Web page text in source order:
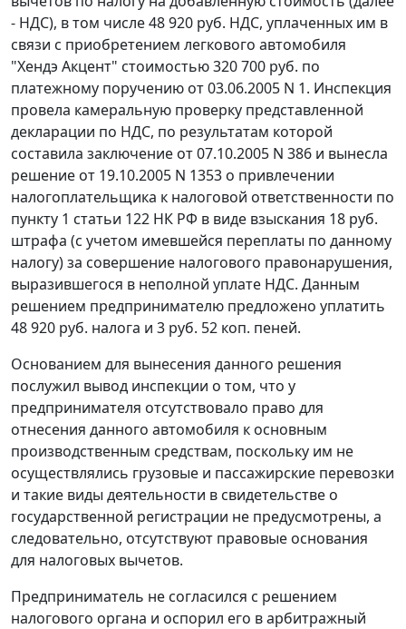
- НДС), в том числе 48 920 руб. НДС, уплаченных им в
связи с приобретением легкового автомобиля
"Хендэ Акцент" стоимостью 320 700 руб. по
платежному поручению от 03.06.2005 N 1. Инспекция
провела камеральную проверку представленной
декларации по НДС, по результатам которой
составила заключение от 07.10.2005 N 386 и вынесла
решение от 19.10.2005 N 1353 о привлечении
налогоплательщика к налоговой ответственности по
пункту 1 статьи 122 НК РФ в виде взыскания 18 руб.
штрафа (с учетом имевшейся переплаты по данному
налогу) за совершение налогового правонарушения,
выразившегося в неполной уплате НДС. Данным
решением предпринимателю предложено уплатить
48 920 руб. налога и 3 руб. 52 коп. пеней.
Основанием для вынесения данного решения
послужил вывод инспекции о том, что у
предпринимателя отсутствовало право для
отнесения данного автомобиля к основным
производственным средствам, поскольку им не
осуществлялись грузовые и пассажирские перевозки
и такие виды деятельности в свидетельстве о
государственной регистрации не предусмотрены, а
следовательно, отсутствуют правовые основания
для налоговых вычетов.
Предприниматель не согласился с решением
налогового органа и оспорил его в арбитражный